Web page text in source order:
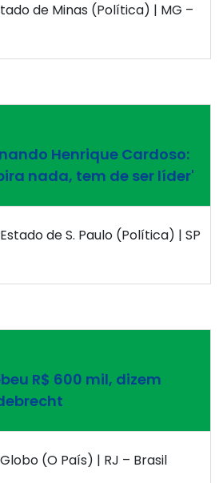
de Minas (Política) | MG –
Henrique Cardoso:
nada, tem de ser líder'
de S. Paulo (Política) | SP
R$ 600 mil, dizem
(O País) | RJ – Brasil